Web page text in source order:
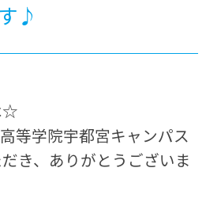
♪
☆
等学院宇都宮キャンパス
き、ありがとうございま